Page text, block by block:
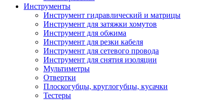
Инструменты
Инструмент гидравлический и матрицы
Инструмент для затяжки хомутов
Инструмент для обжима
Инструмент для резки кабеля
Инструмент для сетевого провода
Инструмент для снятия изоляции
Мультиметры
Отвертки
Плоскогубцы, круглогубцы, кусачки
Тестеры